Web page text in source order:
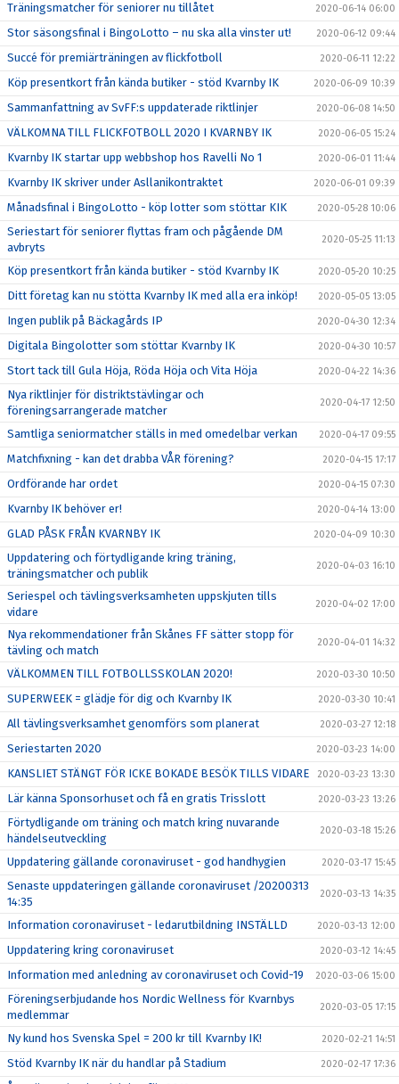
Träningsmatcher för seniorer nu tillåtet 2020-06-14 06:00
Stor säsongsfinal i BingoLotto – nu ska alla vinster ut! 2020-06-12 09:44
Succé för premiärträningen av flickfotboll 2020-06-11 12:22
Köp presentkort från kända butiker - stöd Kvarnby IK 2020-06-09 10:39
Sammanfattning av SvFF:s uppdaterade riktlinjer 2020-06-08 14:50
VÄLKOMNA TILL FLICKFOTBOLL 2020 I KVARNBY IK 2020-06-05 15:24
Kvarnby IK startar upp webbshop hos Ravelli No 1 2020-06-01 11:44
Kvarnby IK skriver under Asllanikontraktet 2020-06-01 09:39
Månadsfinal i BingoLotto - köp lotter som stöttar KIK 2020-05-28 10:06
Seriestart för seniorer flyttas fram och pågående DM
avbryts
2020-05-25 11:13
Köp presentkort från kända butiker - stöd Kvarnby IK 2020-05-20 10:25
Ditt företag kan nu stötta Kvarnby IK med alla era inköp! 2020-05-05 13:05
Ingen publik på Bäckagårds IP 2020-04-30 12:34
Digitala Bingolotter som stöttar Kvarnby IK 2020-04-30 10:57
Stort tack till Gula Höja, Röda Höja och Vita Höja 2020-04-22 14:36
Nya riktlinjer för distriktstävlingar och
föreningsarrangerade matcher
2020-04-17 12:50
Samtliga seniormatcher ställs in med omedelbar verkan 2020-04-17 09:55
Matchfixning - kan det drabba VÅR förening? 2020-04-15 17:17
Ordförande har ordet 2020-04-15 07:30
Kvarnby IK behöver er! 2020-04-14 13:00
GLAD PÅSK FRÅN KVARNBY IK 2020-04-09 10:30
Uppdatering och förtydligande kring träning,
träningsmatcher och publik
2020-04-03 16:10
Seriespel och tävlingsverksamheten uppskjuten tills
vidare
2020-04-02 17:00
Nya rekommendationer från Skånes FF sätter stopp för
tävling och match
2020-04-01 14:32
VÄLKOMMEN TILL FOTBOLLSSKOLAN 2020! 2020-03-30 10:50
SUPERWEEK = glädje för dig och Kvarnby IK 2020-03-30 10:41
All tävlingsverksamhet genomförs som planerat 2020-03-27 12:18
Seriestarten 2020 2020-03-23 14:00
KANSLIET STÄNGT FÖR ICKE BOKADE BESÖK TILLS VIDARE 2020-03-23 13:30
Lär känna Sponsorhuset och få en gratis Trisslott 2020-03-23 13:26
Förtydligande om träning och match kring nuvarande
händelseutveckling
2020-03-18 15:26
Uppdatering gällande coronaviruset - god handhygien 2020-03-17 15:45
Senaste uppdateringen gällande coronaviruset /20200313
14:35
2020-03-13 14:35
Information coronaviruset - ledarutbildning INSTÄLLD 2020-03-13 12:00
Uppdatering kring coronaviruset 2020-03-12 14:45
Information med anledning av coronaviruset och Covid-19 2020-03-06 15:00
Föreningserbjudande hos Nordic Wellness för Kvarnbys
medlemmar
2020-03-05 17:15
Ny kund hos Svenska Spel = 200 kr till Kvarnby IK! 2020-02-21 14:51
Stöd Kvarnby IK när du handlar på Stadium 2020-02-17 17:36